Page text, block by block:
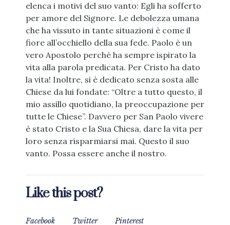
elenca i motivi del suo vanto: Egli ha sofferto
per amore del Signore. Le debolezza umana
che ha vissuto in tante situazioni è come il
fiore all’occhiello della sua fede. Paolo è un
vero Apostolo perché ha sempre ispirato la
vita alla parola predicata. Per Cristo ha dato
la vita! Inoltre, si è dedicato senza sosta alle
Chiese da lui fondate: “Oltre a tutto questo, il
mio assillo quotidiano, la preoccupazione per
tutte le Chiese”. Davvero per San Paolo vivere
è stato Cristo e la Sua Chiesa, dare la vita per
loro senza risparmiarsi mai. Questo il suo
vanto. Possa essere anche il nostro.
Like this post?
Facebook Twitter Pinterest